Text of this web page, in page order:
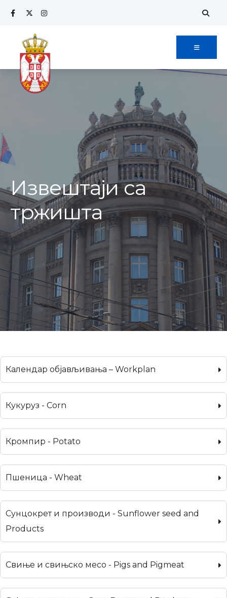
Извештаји са
тржишта
Календар објављивања – Workplan
Кукуруз - Corn
Кромпир - Potato
Пшеница - Wheat
Сунцокрет и производи - Sunflower seed and
Products
Свиње и свињско месо - Pigs and Pigmeat